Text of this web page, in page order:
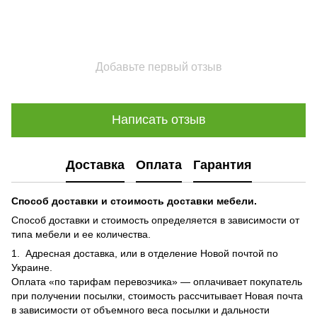
Добавьте первый отзыв
Написать отзыв
Доставка Оплата Гарантия
Способ доставки и стоимость доставки мебели.
Способ доставки и стоимость определяется в зависимости от
типа мебели и ее количества.
1. Адресная доставка, или в отделение Новой почтой по
Украине.
Оплата «по тарифам перевозчика» — оплачивает покупатель
при получении посылки, стоимость рассчитывает Новая почта
в зависимости от объемного веса посылки и дальности